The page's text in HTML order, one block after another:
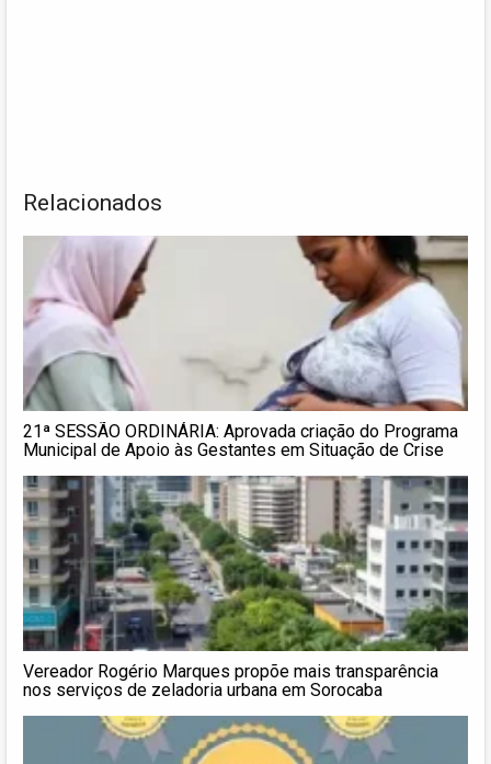
Relacionados
21ª SESSÃO ORDINÁRIA: Aprovada criação do Programa
Municipal de Apoio às Gestantes em Situação de Crise
Vereador Rogério Marques propõe mais transparência
nos serviços de zeladoria urbana em Sorocaba